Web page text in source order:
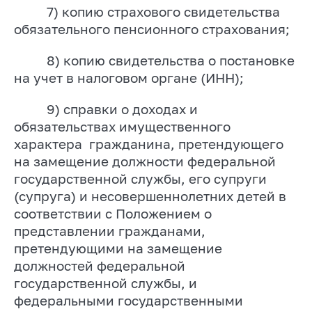
7) копию страхового свидетельства
обязательного пенсионного страхования;
8) копию свидетельства о постановке
на учет в налоговом органе (ИНН);
9) справки о доходах и
обязательствах имущественного
характера гражданина, претендующего
на замещение должности федеральной
государственной службы, его супруги
(супруга) и несовершеннолетних детей в
соответствии с Положением о
представлении гражданами,
претендующими на замещение
должностей федеральной
государственной службы, и
федеральными государственными